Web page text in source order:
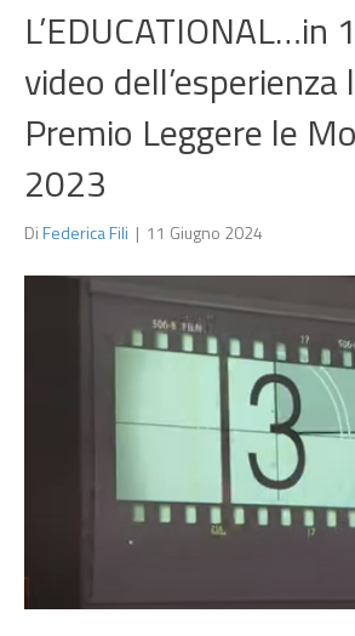
L’EDUCATIONAL…in
video dell’esperienza
Premio Leggere le
2023
DiFederica Fili | 11 Giugno 2024